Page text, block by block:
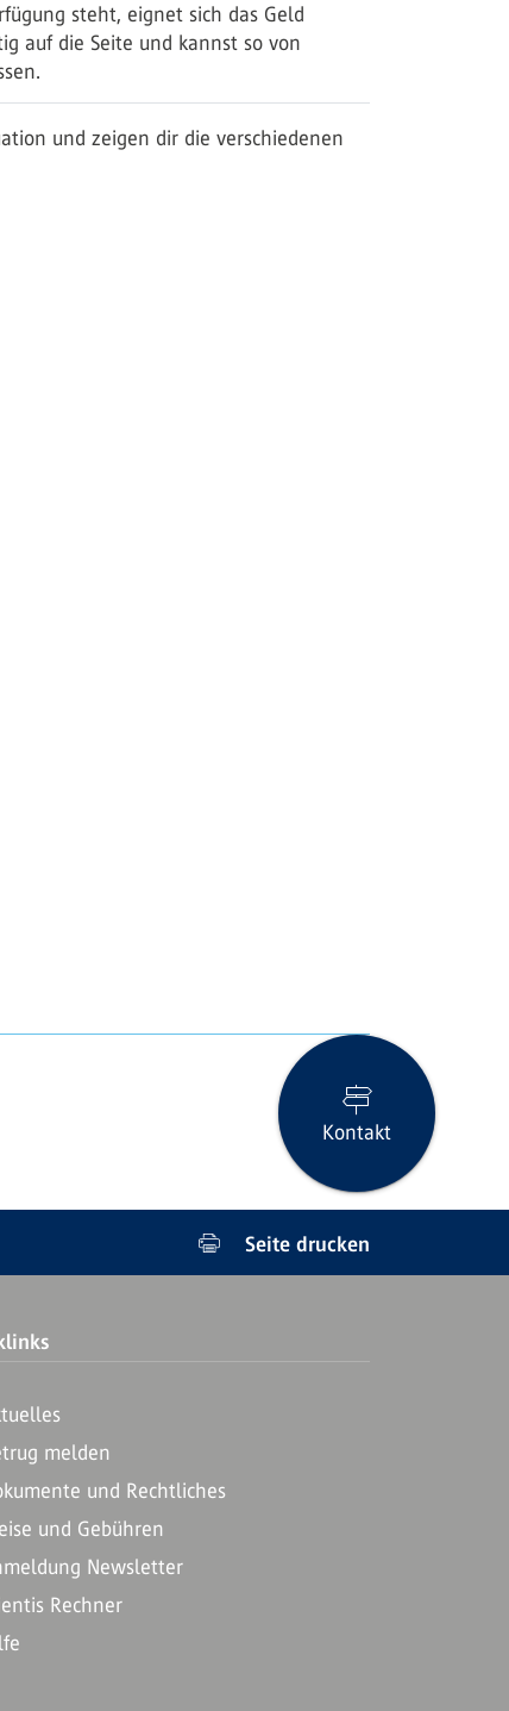
steht, eignet sich das Geld
auf die Seite und kannst so von
und zeigen dir die verschiedenen
Kontakt
Seite drucken
melden
und Rechtliches
und Gebühren
Newsletter
Rechner